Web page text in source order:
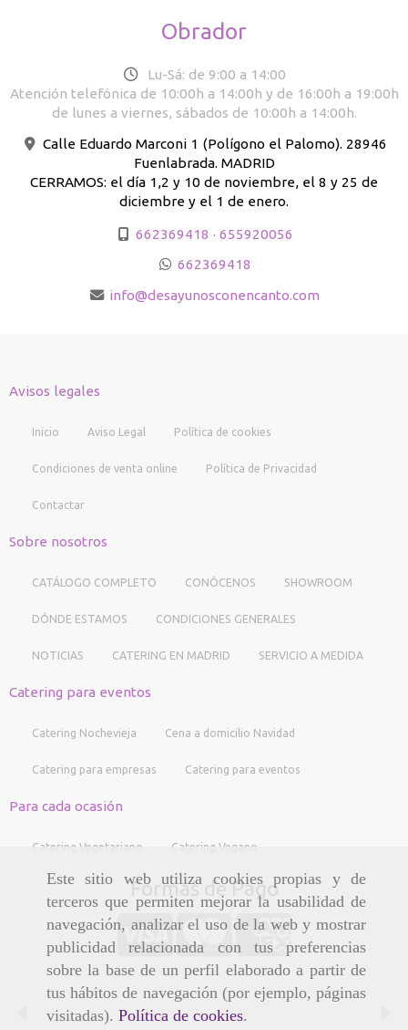
Este sitio web utiliza cookies propias y de
terceros que permiten mejorar la usabilidad de
navegación, analizar el uso de la web y mostrar
publicidad relacionada con tus preferencias
sobre la base de un perfil elaborado a partir de
tus hábitos de navegación (por ejemplo, páginas
visitadas). Política de cookies.
Obrador
Lu-Sá: de 9:00 a 14:00
Atención telefónica de 10:00h a 14:00h y de 16:00h a 19:00h
de lunes a viernes, sábados de 10:00h a 14:00h.
Calle Eduardo Marconi 1 (Polígono el Palomo). 28946
Fuenlabrada. MADRID
CERRAMOS: el día 1,2 y 10 de noviembre, el 8 y 25 de
diciembre y el 1 de enero.
662369418 · 655920056
662369418
info
desayunosconencanto.com
Avisos legales
Inicio Aviso Legal Política de cookies
Condiciones de venta online Política de Privacidad
Contactar
Sobre nosotros
CATÁLOGO COMPLETO CONÓCENOS SHOWROOM
DÓNDE ESTAMOS CONDICIONES GENERALES
NOTICIAS CATERING EN MADRID SERVICIO A MEDIDA
Catering para eventos
Catering Nochevieja Cena a domicilio Navidad
Catering para empresas Catering para eventos
Para cada ocasión
Catering Vegetariano Catering Vegano
Formas de Pago
Anterior